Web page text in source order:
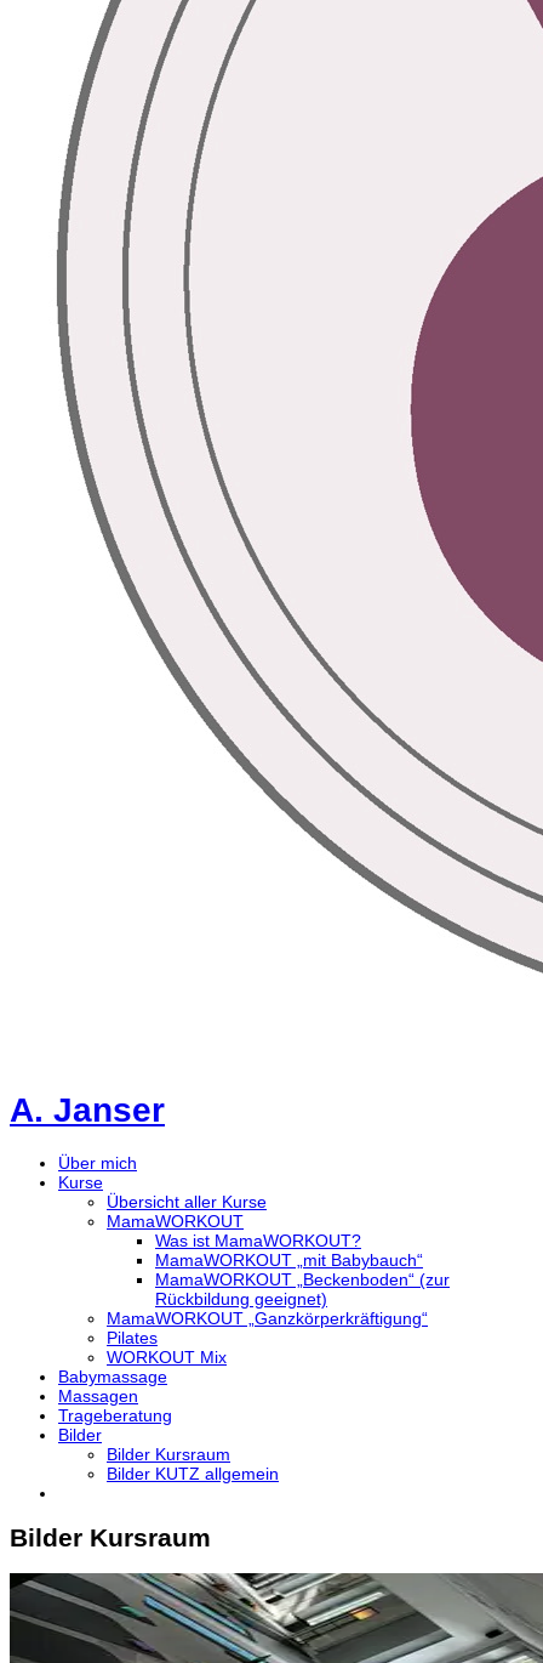
A. Janser
Über mich
Kurse
Übersicht aller Kurse
MamaWORKOUT
Was ist MamaWORKOUT?
MamaWORKOUT „mit Babybauch“
MamaWORKOUT „Beckenboden“ (zur
Rückbildung geeignet)
MamaWORKOUT „Ganzkörperkräftigung“
Pilates
WORKOUT Mix
Babymassage
Massagen
Trageberatung
Bilder
Bilder Kursraum
Bilder KUTZ allgemein
Bilder Kursraum